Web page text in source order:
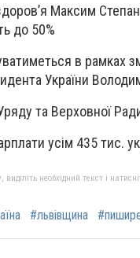
Максим
до 50%
в рамках
України
та Верховної
усім 435 тис.
необхідний текст і
#львівщина